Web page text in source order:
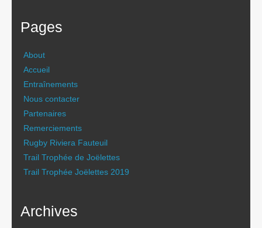
Pages
About
Accueil
Entraînements
Nous contacter
Partenaires
Remerciements
Rugby Riviera Fauteuil
Trail Trophée de Joëlettes
Trail Trophée Joëlettes 2019
Archives